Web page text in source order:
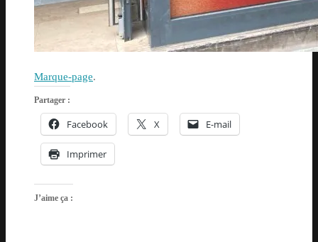
Marque-page.
Partager :
Facebook X E-mail
Imprimer
J’aime ça :